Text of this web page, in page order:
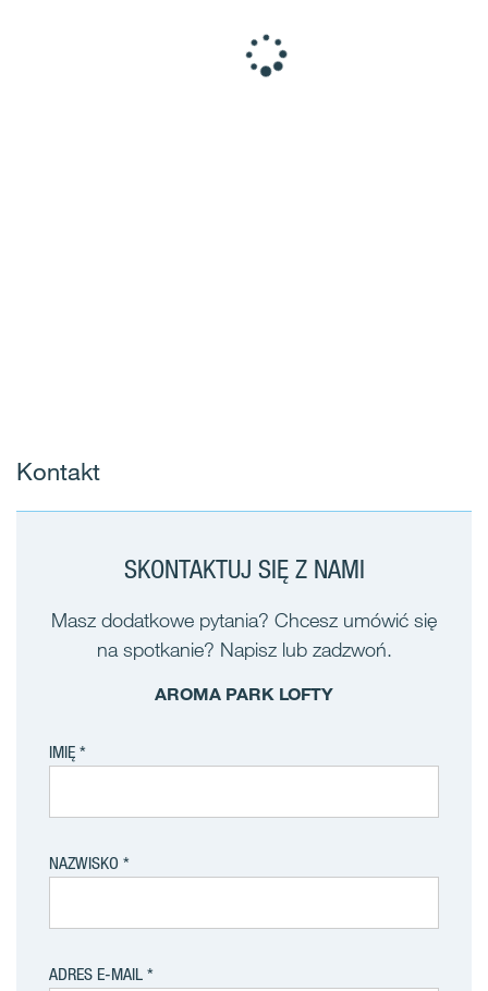
Kontakt
SKONTAKTUJ SIĘ Z NAMI
Masz dodatkowe pytania? Chcesz umówić się
na spotkanie? Napisz lub zadzwoń.
AROMA PARK LOFTY
IMIĘ
NAZWISKO
ADRES E-MAIL